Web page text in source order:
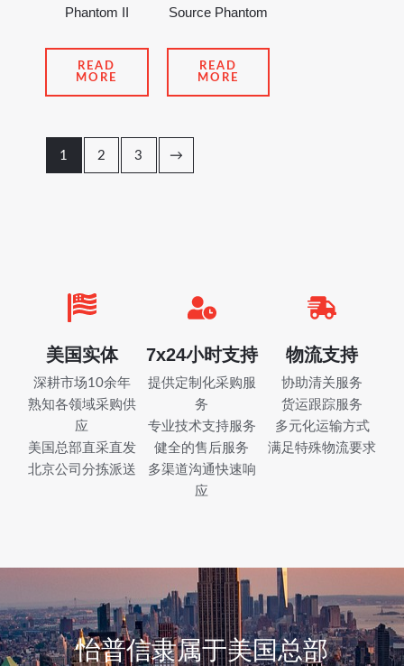
Phantom II
READ
MORE
Source Phantom
READ
MORE
1 2 3 →
美国实体
深耕市场10余年
熟知各领域采购供
应
美国总部直采直发
北京公司分拣派送
7x24小时支持
提供定制化采购服
务
专业技术支持服务
健全的售后服务
多渠道沟通快速响
应
物流支持
协助清关服务
货运跟踪服务
多元化运输方式
满足特殊物流要求
怡普信隶属于美国总部